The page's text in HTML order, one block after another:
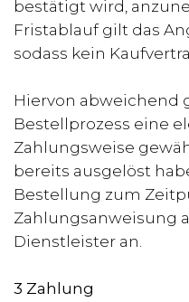
bestätigt wird,
Fristablauf gilt das
sodass kein
Hiervon abweichend
Bestellprozess eine
Zahlungsweise
bereits ausgelöst
Bestellung zum
Zahlungsanweisung
Dienstleister an.
3 Zahlung